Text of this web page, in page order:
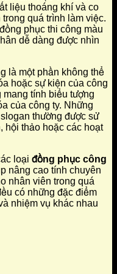
liệu thoáng khí và co
quá trình làm việc.
phục thi công màu
dễ dàng được nhìn
là một phần không thể
hoặc sự kiện của công
tính biểu tượng
của công ty. Những
thường được sử
hội thảo hoặc các hoạt
loại đồng phục công
nâng cao tính chuyên
nhân viên trong quá
có những đặc điểm
nhiệm vụ khác nhau